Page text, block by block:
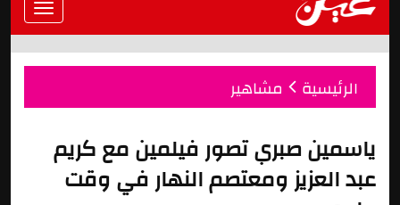
Toggle
الرئيسية مشاهير
ياسمين صبري تصور فيلمين مع كريم
عبد العزيز ومعتصم النهار في وقت